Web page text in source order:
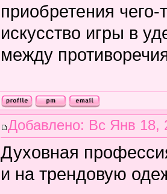
приобретения
искусство игры в
между
Добавлено: Вс Янв 18,
Духовная
и на трендовую